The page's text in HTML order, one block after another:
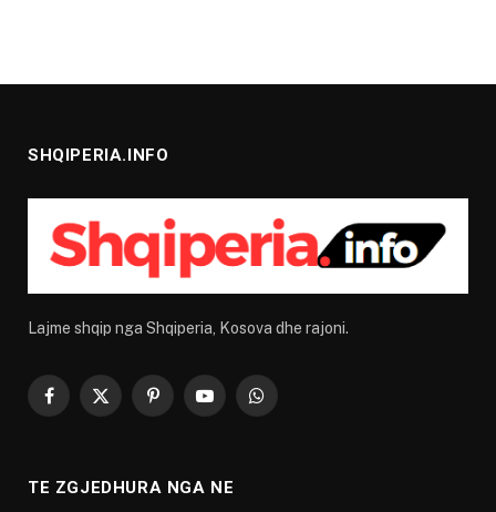
SHQIPERIA.INFO
Lajme shqip nga Shqiperia, Kosova dhe rajoni.
Facebook
X
PinterestYouTubeWhatsApp
TE ZGJEDHURA NGA NE